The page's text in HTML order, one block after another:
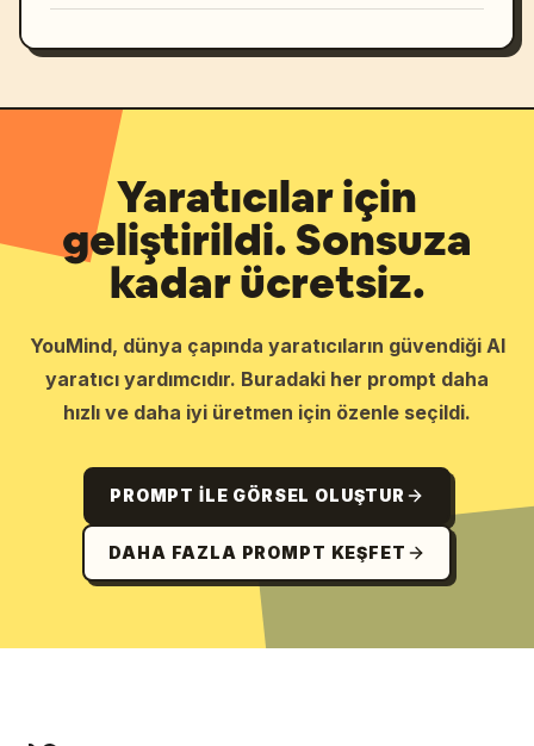
Yaratıcılar için
geliştirildi. Sonsuza
kadar ücretsiz.
YouMind, dünya çapında yaratıcıların güvendiği AI
yaratıcı yardımcıdır. Buradaki her prompt daha
hızlı ve daha iyi üretmen için özenle seçildi.
PROMPT ILE GÖRSEL OLUŞTUR
DAHA FAZLA PROMPT KEŞFET